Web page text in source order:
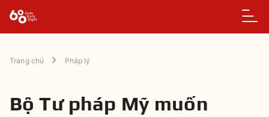
Trang chủ Pháp lý
Bộ Tư pháp Mỹ muốn